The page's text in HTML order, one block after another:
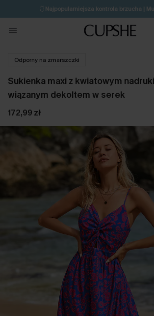
🩱Najpopularniejsza kontrola brzucha |
🔥OSTATNIA SZANSA | Do 50%
💌Zapisz się i zyskaj do 20%
Odporny na zmarszczki
Sukienka maxi z kwiatowym
wiązanym dekoltem w serek
172,99 zł